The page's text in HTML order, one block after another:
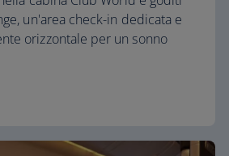
un'area check-in dedicata e
orizzontale per un sonno